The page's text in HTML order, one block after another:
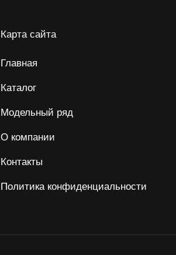
Карта сайта
Главная
Каталог
Модельный ряд
О компании
Контакты
Политика конфиденциальности